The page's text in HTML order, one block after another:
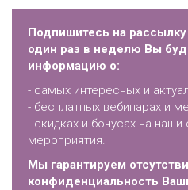
Подпишитесь на
один раз в неделю Вы
информацию о:
- самых интересных и
- бесплатных вебинарах и
- скидках и бонусах на
мероприятия.
Мы гарантируем
конфиденциальность